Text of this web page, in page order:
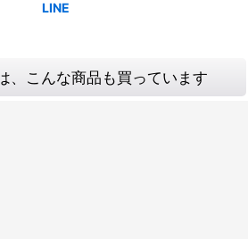
、こんな商品も買っています